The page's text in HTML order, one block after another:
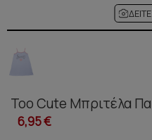
Too Cute Μπριτέλα
6,95 €